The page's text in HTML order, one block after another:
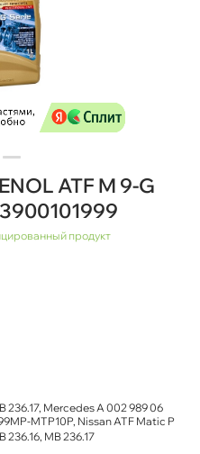
ATF M 9-G
продукт
236.17, Mercedes A 002 989 06
MTP10P, Nissan ATF Matic P
236.16, MB 236.17